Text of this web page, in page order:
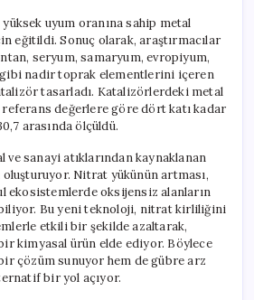
uyum oranına sahip metal
eğitildi. Sonuç olarak, araştırmacılar
seryum, samaryum, evropiyum,
nadir toprak elementlerini içeren
tasarladı. Katalizörlerdeki metal
referans değerlere göre dört katı kadar
arasında ölçüldü.
sanayi atıklarından kaynaklanan
Nitrat yükünün artması,
ekosistemlerde oksijensiz alanların
Bu yeni teknoloji, nitrat kirliliğini
etkili bir şekilde azaltarak,
kimyasal ürün elde ediyor. Böylece
çözüm sunuyor hem de gübre arz
bir yol açıyor.